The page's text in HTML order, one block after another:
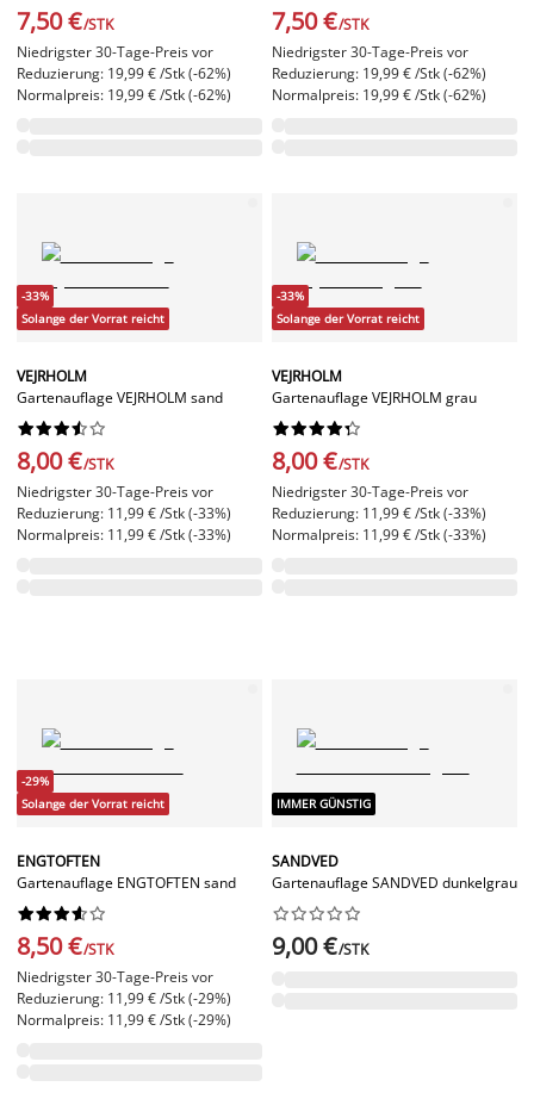
7,50 €/STK
Niedrigster 30-Tage-Preis vor
Reduzierung: 19,99 € /Stk (-62%)
Normalpreis: 19,99 € /Stk (-62%)
7,50 €/STK
Niedrigster 30-Tage-Preis vor
Reduzierung: 19,99 € /Stk (-62%)
Normalpreis: 19,99 € /Stk (-62%)
-33%
Solange der Vorrat reicht
VEJRHOLM
Gartenauflage VEJRHOLM sand






8,00 €/STK
Niedrigster 30-Tage-Preis vor
Reduzierung: 11,99 € /Stk (-33%)
Normalpreis: 11,99 € /Stk (-33%)
-33%
Solange der Vorrat reicht
VEJRHOLM
Gartenauflage VEJRHOLM grau






8,00 €/STK
Niedrigster 30-Tage-Preis vor
Reduzierung: 11,99 € /Stk (-33%)
Normalpreis: 11,99 € /Stk (-33%)
-29%
Solange der Vorrat reicht
ENGTOFTEN
Gartenauflage ENGTOFTEN sand






8,50 €/STK
Niedrigster 30-Tage-Preis vor
Reduzierung: 11,99 € /Stk (-29%)
Normalpreis: 11,99 € /Stk (-29%)
IMMER GÜNSTIG
SANDVED
Gartenauflage SANDVED dunkelgrau






9,00 €/STK